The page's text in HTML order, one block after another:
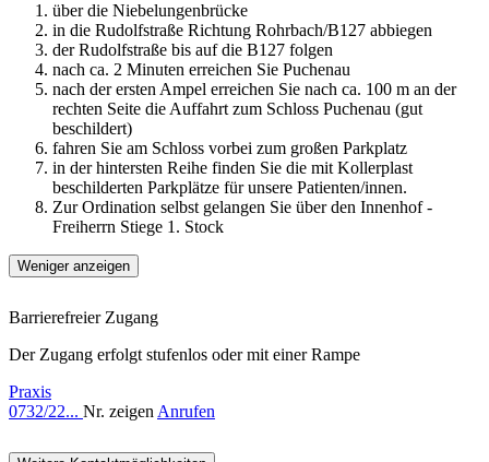
über die Niebelungenbrücke
in die Rudolfstraße Richtung Rohrbach/B127 abbiegen
der Rudolfstraße bis auf die B127 folgen
nach ca. 2 Minuten erreichen Sie Puchenau
nach der ersten Ampel erreichen Sie nach ca. 100 m an der
rechten Seite die Auffahrt zum Schloss Puchenau (gut
beschildert)
fahren Sie am Schloss vorbei zum großen Parkplatz
in der hintersten Reihe finden Sie die mit Kollerplast
beschilderten Parkplätze für unsere Patienten/innen.
Zur Ordination selbst gelangen Sie über den Innenhof -
Freiherrn Stiege 1. Stock
Weniger anzeigen
Barrierefreier Zugang
Der Zugang erfolgt stufenlos oder mit einer Rampe
Praxis
0732/22... Nr. zeigen Anrufen